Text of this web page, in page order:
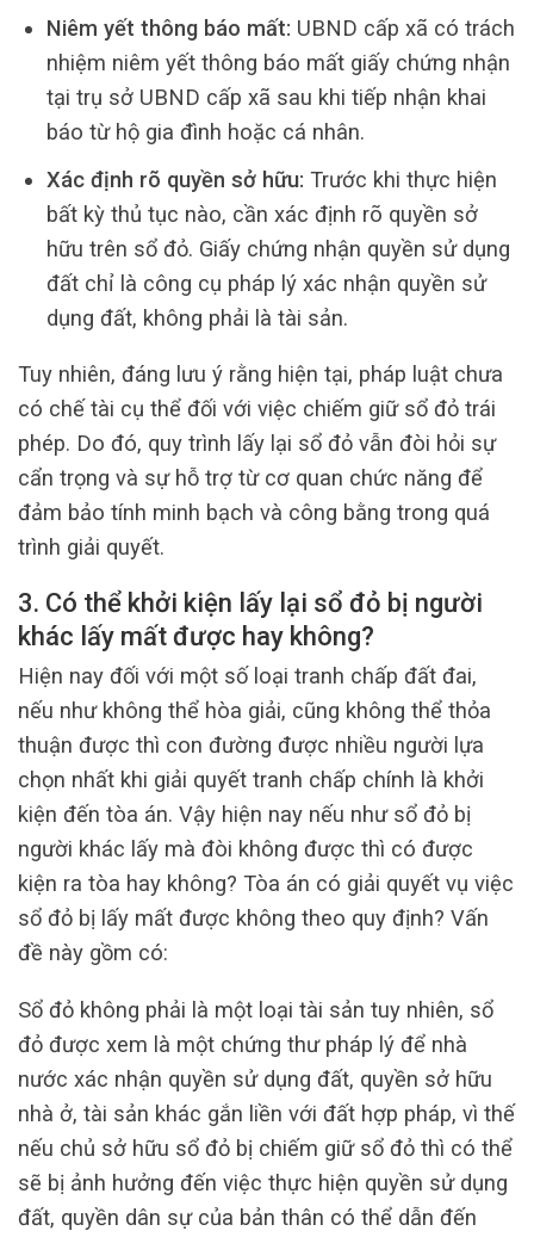
Niêm yết thông báo mất: UBND cấp xã có trách
nhiệm niêm yết thông báo mất giấy chứng nhận
tại trụ sở UBND cấp xã sau khi tiếp nhận khai
báo từ hộ gia đình hoặc cá nhân.
Xác định rõ quyền sở hữu: Trước khi thực hiện
bất kỳ thủ tục nào, cần xác định rõ quyền sở
hữu trên sổ đỏ. Giấy chứng nhận quyền sử dụng
đất chỉ là công cụ pháp lý xác nhận quyền sử
dụng đất, không phải là tài sản.
Tuy nhiên, đáng lưu ý rằng hiện tại, pháp luật chưa
có chế tài cụ thể đối với việc chiếm giữ sổ đỏ trái
phép. Do đó, quy trình lấy lại sổ đỏ vẫn đòi hỏi sự
cẩn trọng và sự hỗ trợ từ cơ quan chức năng để
đảm bảo tính minh bạch và công bằng trong quá
trình giải quyết.
3. Có thể khởi kiện lấy lại sổ đỏ bị người
khác lấy mất được hay không?
Hiện nay đối với một số loại tranh chấp đất đai,
nếu như không thể hòa giải, cũng không thể thỏa
thuận được thì con đường được nhiều người lựa
chọn nhất khi giải quyết tranh chấp chính là khởi
kiện đến tòa án. Vậy hiện nay nếu như sổ đỏ bị
người khác lấy mà đòi không được thì có được
kiện ra tòa hay không? Tòa án có giải quyết vụ việc
sổ đỏ bị lấy mất được không theo quy định? Vấn
đề này gồm có:
Sổ đỏ không phải là một loại tài sản tuy nhiên, sổ
đỏ được xem là một chứng thư pháp lý để nhà
nước xác nhận quyền sử dụng đất, quyền sở hữu
nhà ở, tài sản khác gắn liền với đất hợp pháp, vì thế
nếu chủ sở hữu sổ đỏ bị chiếm giữ sổ đỏ thì có thể
sẽ bị ảnh hưởng đến việc thực hiện quyền sử dụng
đất, quyền dân sự của bản thân có thể dẫn đến